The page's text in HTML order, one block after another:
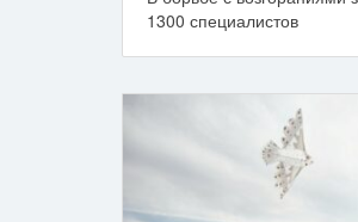
1300 специалистов